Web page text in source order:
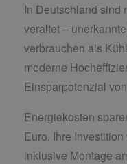
In Deutschland sind
veraltet –
verbrauchen als
moderne
Einsparpotenzial
Energiekosten
Euro. Ihre
inklusive Montage